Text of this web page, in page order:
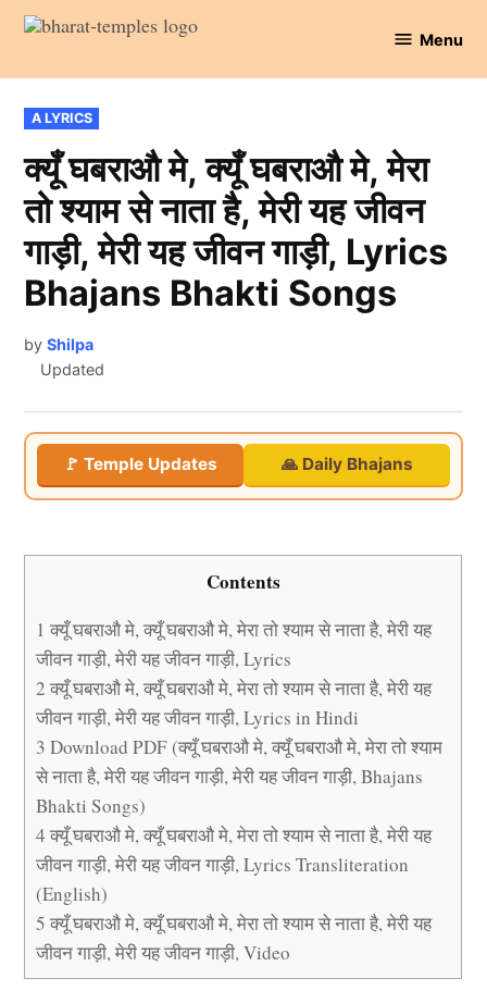
Skip
content
Temples
Menu
POSTED
IN
A LYRICS
क्यूँ घबराऔ मे, क्यूँ घबराऔ मे, मेरा
तो श्याम से नाता है, मेरी यह जीवन
गाड़ी, मेरी यह जीवन गाड़ी, Lyrics
Bhajans Bhakti Songs
by Shilpa
Updated
🚩 Temple Updates 🙏 Daily Bhajans
Contents
1 क्यूँ घबराऔ मे, क्यूँ घबराऔ मे, मेरा तो श्याम से नाता है, मेरी यह
जीवन गाड़ी, मेरी यह जीवन गाड़ी, Lyrics
2 क्यूँ घबराऔ मे, क्यूँ घबराऔ मे, मेरा तो श्याम से नाता है, मेरी यह
जीवन गाड़ी, मेरी यह जीवन गाड़ी, Lyrics in Hindi
3 Download PDF (क्यूँ घबराऔ मे, क्यूँ घबराऔ मे, मेरा तो श्याम
से नाता है, मेरी यह जीवन गाड़ी, मेरी यह जीवन गाड़ी, Bhajans
Bhakti Songs)
4 क्यूँ घबराऔ मे, क्यूँ घबराऔ मे, मेरा तो श्याम से नाता है, मेरी यह
जीवन गाड़ी, मेरी यह जीवन गाड़ी, Lyrics Transliteration
(English)
5 क्यूँ घबराऔ मे, क्यूँ घबराऔ मे, मेरा तो श्याम से नाता है, मेरी यह
जीवन गाड़ी, मेरी यह जीवन गाड़ी, Video